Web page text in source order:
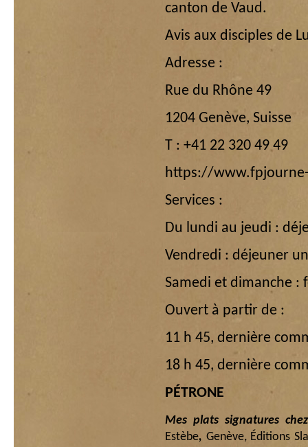
canton de Vaud.
Avis aux disciples de
Adresse :
Rue du Rhône 49
1204 Genève, Suisse
T : +41 22 320 49 49
https://
Services :
Du lundi au jeudi :
Vendredi : déjeuner
Samedi et dimanche :
Ouvert à partir de :
11 h 45, dernière
18 h 45, dernière
PÉTRONE
Mes plats signatures
Estèbe, Genève, Éditions